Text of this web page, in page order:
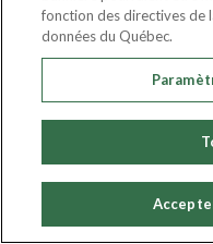
4 février 2025
fonction des directives de
données du Québec.